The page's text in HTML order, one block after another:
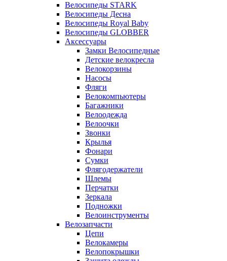
Велосипеды STARK
Велосипеды Десна
Велосипеды Royal Baby
Велосипеды GLOBBER
Аксессуары
Замки Велосипедные
Детские велокресла
Велокорзины
Насосы
Фляги
Велокомпьютеры
Багажники
Велоодежда
Велоочки
Звонки
Крылья
Фонари
Сумки
Флягодержатели
Шлемы
Перчатки
Зеркала
Подножки
Велоинструменты
Велозапчасти
Цепи
Велокамеры
Велопокрышки